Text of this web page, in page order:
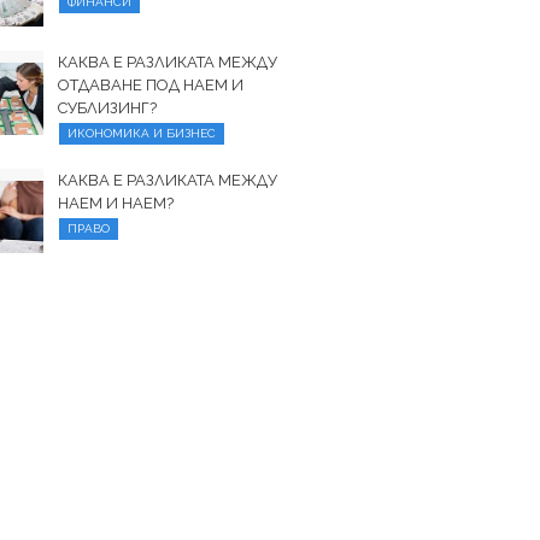
КАКВА Е РАЗЛИКАТА МЕЖДУ
ОТДАВАНЕ ПОД НАЕМ И
СУБЛИЗИНГ?
ИКОНОМИКА И БИЗНЕС
КАКВА Е РАЗЛИКАТА МЕЖДУ
НАЕМ И НАЕМ?
ПРАВО